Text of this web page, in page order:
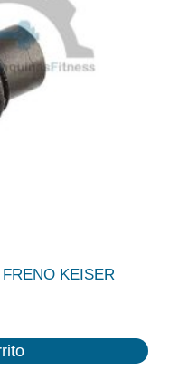
KEISER